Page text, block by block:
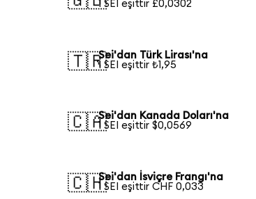
1 SEI eşittir £0,0302
🇹🇷Sei'dan Türk Lirası'na
1 SEI eşittir ₺1,95
🇨🇦Sei'dan Kanada Doları'na
1 SEI eşittir $0,0569
🇨🇭Sei'dan İsviçre Frangı'na
1 SEI eşittir CHF 0,033